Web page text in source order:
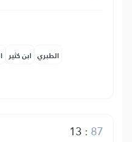
ابن كثير الطبري
13 : 87